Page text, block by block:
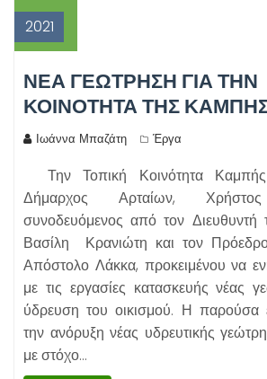
2021
ΝΈΑ ΓΕΏΤΡΗΣΗ ΓΙΑ ΤΗΝ
ΚΟΙΝΌΤΗΤΑ ΤΗΣ
Ιωάννα Μπαζάτη Έργα
Την Τοπική Κοινότητα
Δήμαρχος Αρταίων, Χρήστος
συνοδευόμενος από τον
Βασίλη Κρανιώτη και τον Πρόεδρο
Απόστολο Λάκκα, προκειμένου να
με τις εργασίες κατασκευής νέας
ύδρευση του οικισμού. Η παρούσα
την ανόρυξη νέας υδρευτικής
με στόχο…